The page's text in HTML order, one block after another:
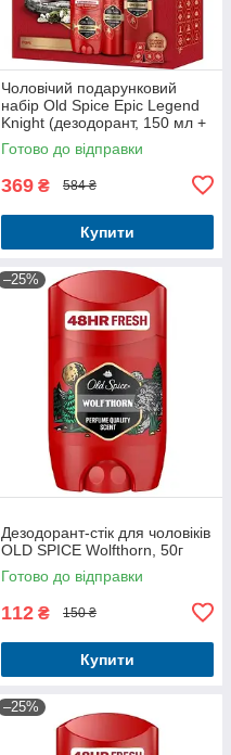
Чоловічий подарунковий
набір Old Spice Epic Legend
Knight (дезодорант, 150 мл +
дезодорант-стік, 50 мл + гель
для душу, 250 мл + г
Готово до відправки
369 ₴ 584 ₴
Купити
–25%
Дезодорант-стік для чоловіків
OLD SPICE Wolfthorn, 50г
Готово до відправки
112 ₴ 150 ₴
Купити
–25%